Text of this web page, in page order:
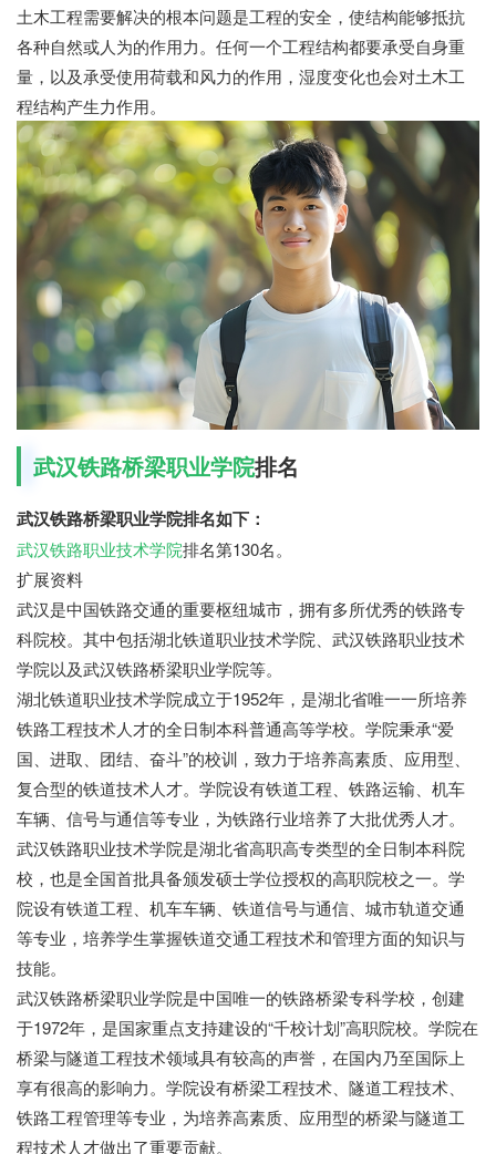
土木工程需要解决的根本问题是工程的安全，使结构能够抵抗
各种自然或人为的作用力。任何一个工程结构都要承受自身重
量，以及承受使用荷载和风力的作用，湿度变化也会对土木工
程结构产生力作用。
武汉铁路桥梁职业学院排名
武汉铁路桥梁职业学院排名如下：
武汉铁路职业技术学院排名第130名。
扩展资料
武汉是中国铁路交通的重要枢纽城市，拥有多所优秀的铁路专
科院校。其中包括湖北铁道职业技术学院、武汉铁路职业技术
学院以及武汉铁路桥梁职业学院等。
湖北铁道职业技术学院成立于1952年，是湖北省唯一一所培养
铁路工程技术人才的全日制本科普通高等学校。学院秉承“爱
国、进取、团结、奋斗”的校训，致力于培养高素质、应用型、
复合型的铁道技术人才。学院设有铁道工程、铁路运输、机车
车辆、信号与通信等专业，为铁路行业培养了大批优秀人才。
武汉铁路职业技术学院是湖北省高职高专类型的全日制本科院
校，也是全国首批具备颁发硕士学位授权的高职院校之一。学
院设有铁道工程、机车车辆、铁道信号与通信、城市轨道交通
等专业，培养学生掌握铁道交通工程技术和管理方面的知识与
技能。
武汉铁路桥梁职业学院是中国唯一的铁路桥梁专科学校，创建
于1972年，是国家重点支持建设的“千校计划”高职院校。学院在
桥梁与隧道工程技术领域具有较高的声誉，在国内乃至国际上
享有很高的影响力。学院设有桥梁工程技术、隧道工程技术、
铁路工程管理等专业，为培养高素质、应用型的桥梁与隧道工
程技术人才做出了重要贡献。